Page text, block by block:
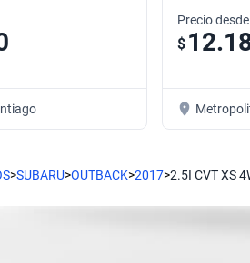
Precio desde
$
>SUBARU>OUTBACK>2017>2.5I CVT XS